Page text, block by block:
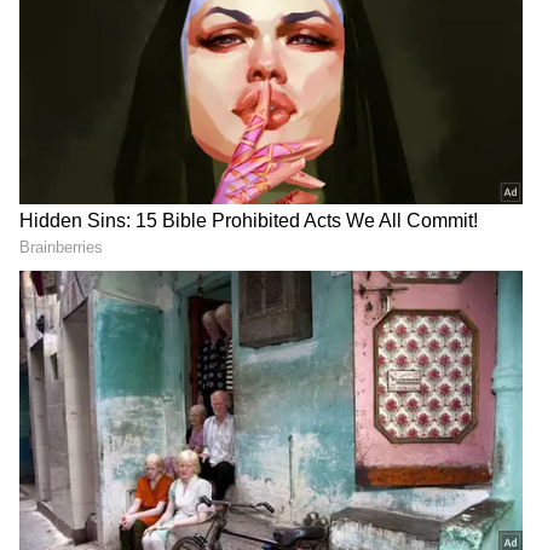
ஒரு வலுவான வெற்றியைப் பெற்றுத்
தந்தார். இதன் மூலம், ராஜஸ்தான் அணி 3
விக்கெட்டுகளை இழந்து, 19.1 ஓவர்களில்
போட்டியை முடித்தது.
Scorching FIFTY for Vaibhav
Sooryavanshi ⚡️
How many times have we heard this
in the season? 😅
Updates ▶️
https://t.co/LvQzM3tl06#TATAIPL|
#KhelBindaas |#RRvLSG|
@rajasthanroyalspic.twitter.com/Hgo